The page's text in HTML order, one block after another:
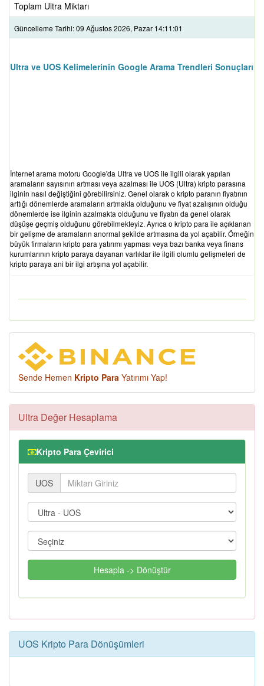
Toplam Ultra Miktarı
Güncelleme Tarihi: 09 Ağustos 2026, Pazar 14:11:01
Ultra ve UOS Kelimelerinin Google Arama Trendleri Sonuçları
İnternet arama motoru Google'da Ultra ve UOS ile ilgili olarak yapılan
aramaların sayısının artması veya azalması ile UOS (Ultra) kripto parasına
ilginin nasıl değiştiğini görebilirsiniz. Genel olarak o kripto paranın fiyatının
arttığı dönemlerde aramaların artmakta olduğunu ve fiyat azalışının olduğu
dönemlerde ise ilginin azalmakta olduğunu ve fiyatın da genel olarak
düşüşe geçmiş olduğunu görebilmekteyiz. Ayrıca o kripto para ile açıklanan
bir gelişme de aramaların anormal şekilde artmasına da yol açabilir. Örneğin
büyük firmaların kripto para yatırımı yapması veya bazı banka veya finans
kurumlarının kripto paraya dayanan varlıklar ile ilgili olumlu gelişmeleri de
kripto paraya ani bir ilgi artışına yol açabilir.
Sende Hemen Kripto Para Yatırımı Yap!
Ultra Değer Hesaplama
Kripto Para Çevirici
UOS
Hesapla -> Dönüştür
UOS Kripto Para Dönüşümleri